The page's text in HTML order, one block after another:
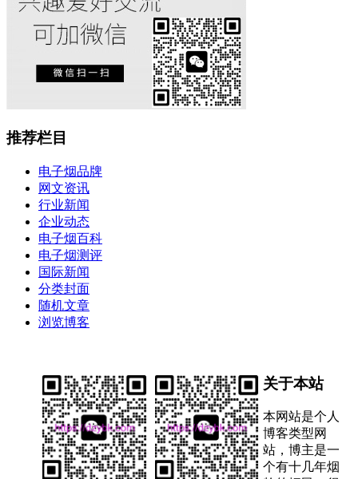
推荐栏目
电子烟品牌
网文资讯
行业新闻
企业动态
电子烟百科
电子烟测评
国际新闻
分类封面
随机文章
浏览博客
关于本站
本网站是个人
博客类型网
站，博主是一
个有十几年烟